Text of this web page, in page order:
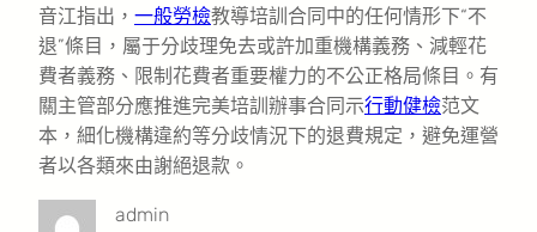
音江指出， 一般勞檢教導培訓合同中的任何情形下“不
退”條目，屬于分歧理免去或許加重機構義務、減輕花
費者義務、限制花費者重要權力的不公正格局條目。有
關主管部分應推進完美培訓辦事合同示行動健檢范文
本，細化機構違約等分歧情況下的退費規定，避免運營
者以各類來由謝絕退款。
admin